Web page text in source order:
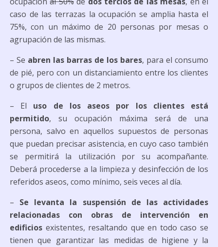
caso de las terrazas la ocupación se amplia hasta el
75%, con un máximo de 20 personas por mesas o
agrupación de las mismas.
– Se abren las barras de los bares, para el consumo
de pié, pero con un distanciamiento entre los clientes
o grupos de clientes de 2 metros.
– El uso de los aseos por los clientes está
permitido, su ocupación máxima será de una
persona, salvo en aquellos supuestos de personas
que puedan precisar asistencia, en cuyo caso también
se permitirá la utilización por su acompañante.
Deberá procederse a la limpieza y desinfección de los
referidos aseos, como mínimo, seis veces al día.
– Se levanta la suspensión de las actividades
relacionadas con obras de intervención en
edificios existentes, resaltando que en todo caso se
tienen que garantizar las medidas de higiene y la